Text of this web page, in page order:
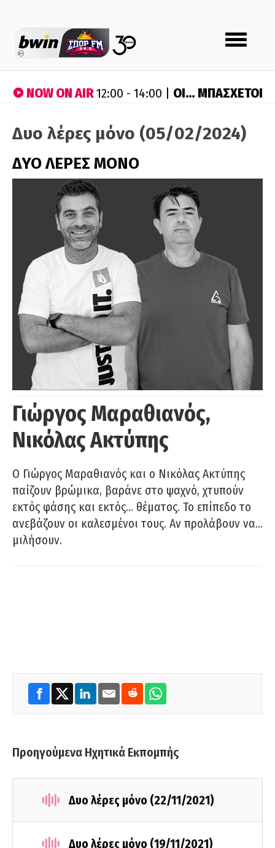
Toggle
navigation
NOW ON AIR12:00 - 14:00 | ΟΙ… ΜΠΑΣΧΕΤΟΙ
Δυο λέρες μόνο (05/02/2024)
ΔΥΟ ΛΕΡΕΣ ΜΟΝΟ
Γιώργος Μαραθιανός,
Νικόλας Ακτύπης
Ο Γιώργος Μαραθιανός και ο Νικόλας Ακτύπης
παίζουν βρώμικα, βαράνε στο ψαχνό, χτυπούν
εκτός φάσης και εκτός… θέματος. Το επίπεδο το
ανεβάζουν οι καλεσμένοι τους. Αν προλάβουν να…
μιλήσουν.
Προηγούμενα Ηχητικά Εκπομπής
Δυο λέρες μόνο (22/11/2021)
Δυο λέρες μόνο (19/11/2021)